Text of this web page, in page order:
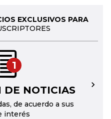
EXCLUSIVOS PARA
1
DE NOTICIAS
de acuerdo a sus
interés
→